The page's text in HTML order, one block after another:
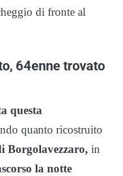
di fronte al
64enne trovato
questa
quanto ricostruito
Borgolavezzaro, in
la notte